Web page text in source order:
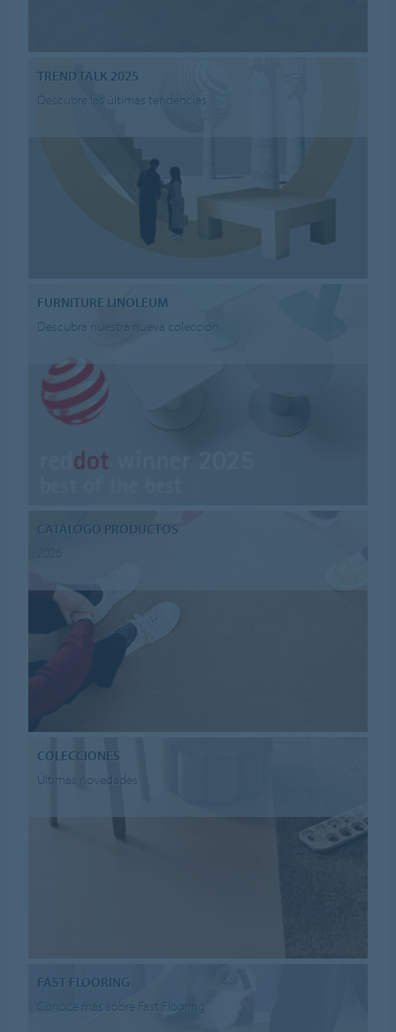
TREND TALK 2025
Descubre las últimas tendencias
FURNITURE LINOLEUM
Descubra nuestra nueva colección
CATÁLOGO PRODUCTOS
2026
COLECCIONES
Últimas novedades
FAST FLOORING
Conoce más sobre Fast Flooring